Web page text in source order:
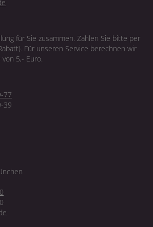
für Sie zusammen. Zahlen Sie bitte per
Für unseren Service berechnen wir
5,- Euro.
77
39